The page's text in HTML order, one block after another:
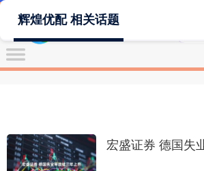
辉煌优配 相关话题
宏盛证券 德国失